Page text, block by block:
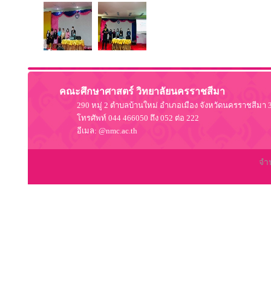
คณะศึกษาศาสตร์ วิทยาลัยนครราชสีมา
290 หมู่ 2 ตำบลบ้านใหม่ อำเภอเมือง จังหวัดนครราชสีมา
โทรศัพท์ 044 466050 ถึง 052 ต่อ 222
อีเมล: @nmc.ac.th
จำ